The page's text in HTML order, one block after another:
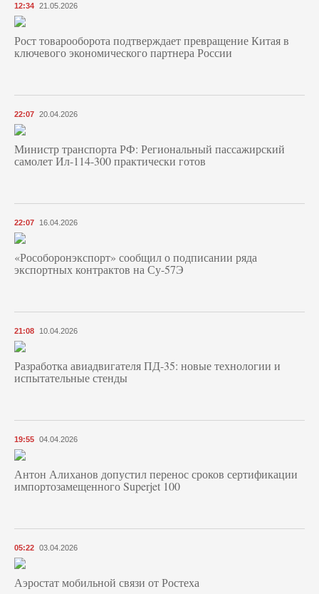
12:34 21.05.2026
Рост товарооборота подтверждает превращение Китая в
ключевого экономического партнера России
22:07 20.04.2026
Министр транспорта РФ: Региональный пассажирский
самолет Ил-114-300 практически готов
22:07 16.04.2026
«Рособоронэкспорт» сообщил о подписании ряда
экспортных контрактов на Су-57Э
21:08 10.04.2026
Разработка авиадвигателя ПД-35: новые технологии и
испытательные стенды
19:55 04.04.2026
Антон Алиханов допустил перенос сроков сертификации
импортозамещенного Superjet 100
05:22 03.04.2026
Аэростат мобильной связи от Ростеха